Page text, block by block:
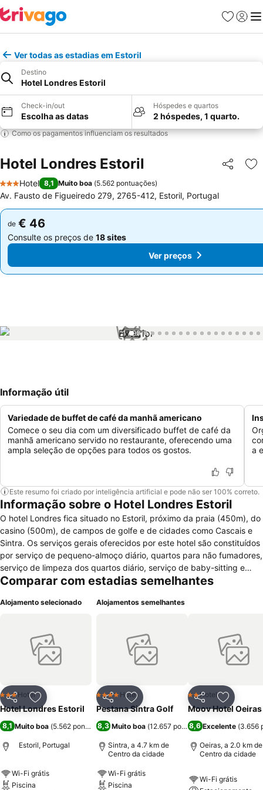
Favoritos
Iniciar
Ver todas as estadias em Estoril
Destino
Hotel Londres Estoril
Check-in/out
Escolha as datas
Hóspedes e quartos
2 hóspedes, 1 quarto.
Como os pagamentos influenciam os resultados
Hotel Londres Estoril Partilhar
3 Estrelas
Hotel 8,1 Muito boa (5.562 pontuações)
Av. Fausto de Figueiredo 279, 2765-412, Estoril, Portugal
de € 46
Consulte os preços de 18 sites
de € 46
Consulte os preços de 18 sites
Ver preços
1 / 99
Informação útil
Variedade de buffet de café da manhã americano
Comece o seu dia com um diversificado buffet de café da
manhã americano servido no restaurante, oferecendo uma
ampla seleção de opções para todos os gostos.
a
Este resumo foi criado por inteligência artificial e pode não ser 100% correto.
Informação sobre o Hotel Londres Estoril
O hotel Londres fica situado no Estoril, próximo da praia (450m), do
casino (500m), de campos de golfe e de cidades como Cascais e
Sintra. Os serviços gerais oferecidos por este hotel são constituídos
por serviço de pequeno-almoço diário, quartos para não fumadores,
serviço de limpeza dos quartos diário, serviço de baby-sitting e
serviço de lavandaria. Para que o hóspede usufrua de momentos de
infantil, restaurante com serviço de pequeno-almoço e jantar, lobby
durante 24 horas, serviço de impressão e fax e 2 salas de
conferências com equipamentos audiovisuais e spot internet com
taxa. Os quartos do hotel possuem decoração moderna e
cofre, televisão de ecrã plano por cabo, controlo da temperatura,
telefone com linha directa, acesso à internet, casa de banho com
chuveiro/banheira, produtos de higiene pessoal e secador de
cabelo (a pedido).
Comparar com estadias semelhantes
Alojamento selecionado
PartilharAdicionar aos favoritos
3 Estrelas
Hotel
Hotel Londres Estoril
8,1 Muito boa (5.562 pontuações)
Estoril, Portugal
Wi-Fi grátis
Piscina
Alojamentos semelhantes
PartilharAdicionar aos favoritos
4 EstrelasHotel
Pestana Sintra Golf
8,3 Muito boa (12.657 pontuações)
Sintra, a 4.7 km de
Centro da cidade
Wi-Fi grátis
Piscina
Partilhar
2 Estrelas
Hotel
Moov Hotel Oeiras
8,6 Excelente (3.656
Oeiras, a 2.0 km de
Centro da cidade
Wi-Fi grátis